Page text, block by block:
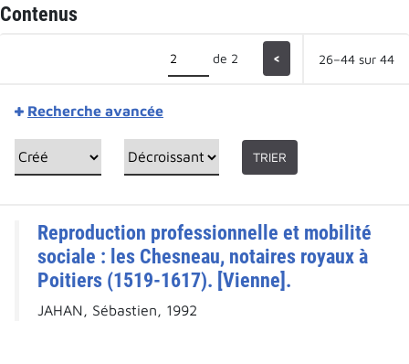
Contenus
de 2 < 26–44 sur 44
Recherche avancée
TRIER
Reproduction professionnelle et mobilité
sociale : les Chesneau, notaires royaux à
Poitiers (1519-1617). [Vienne].
JAHAN, Sébastien, 1992